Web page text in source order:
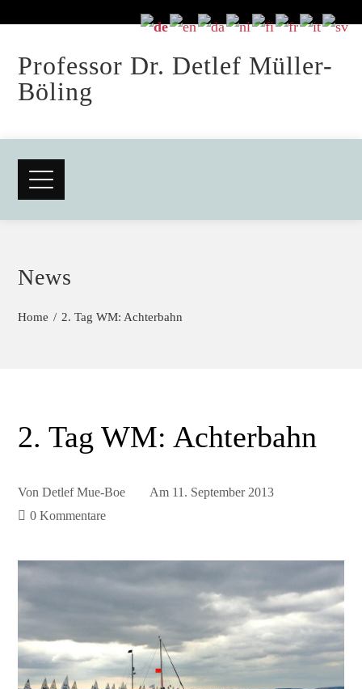
Professor Dr. Detlef Müller-
Böling
News
Home 2. Tag WM: Achterbahn
2. Tag WM: Achterbahn
VonDetlef Mue-Boe Am 11. September 2013
0 Kommentare